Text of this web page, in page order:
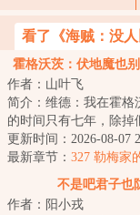
看了《海贼：没
霍格沃茨：伏地魔也
作者：山叶飞
简介：维德：我在霍格
的时间只有七年，除掉
有周！即使一周就能吃
书，周也不过才本...
更新时间：2026-08-07
最新章节： 327 勒梅家
不是吧君子也
作者：阳小戎